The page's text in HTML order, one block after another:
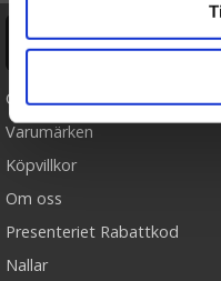
Ångra köp
Cookies
Varumärken
Köpvillkor
Om oss
Presenteriet Rabattkod
Nallar